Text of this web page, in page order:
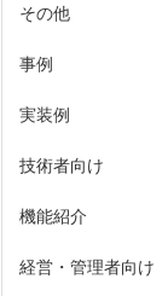
その他
事例
実装例
技術者向け
機能紹介
経営・管理者向け